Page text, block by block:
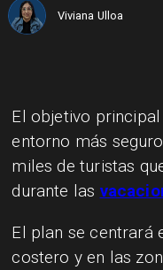
Viviana Ulloa
El objetivo
entorno más
miles de turistas
durante las
El plan se centrará
costero y en las